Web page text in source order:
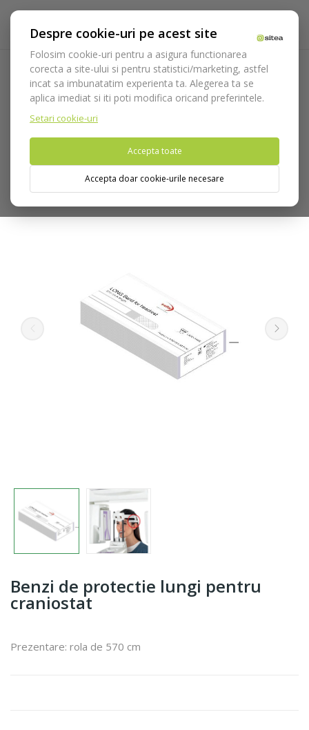
Despre cookie-uri pe acest site
Folosim cookie-uri pentru a asigura functionarea
corecta a site-ului si pentru statistici/marketing, astfel
incat sa imbunatatim experienta ta. Alegerea ta se
aplica imediat si iti poti modifica oricand preferintele.
Setari cookie-uri
Accepta toate
Accepta doar cookie-urile necesare
Acasa Consumabile Protectie
Protectie pacient
Benzi de protectie lungi pentru craniostat
Nu puteti plasa comenzi din tara din care accesati website-ul
Benzi de protectie lungi pentru
craniostat
Prezentare: rola de 570 cm